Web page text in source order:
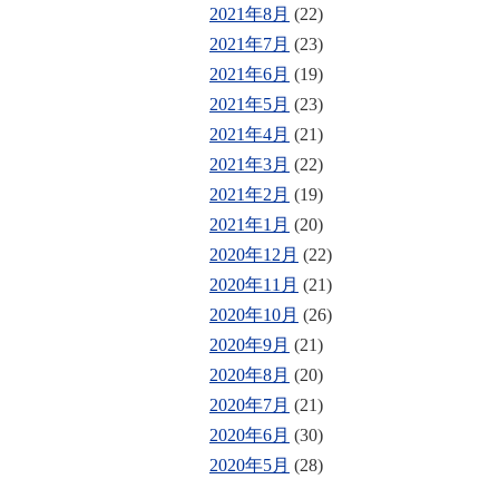
2021年8月 (22)
2021年7月 (23)
2021年6月 (19)
2021年5月 (23)
2021年4月 (21)
2021年3月 (22)
2021年2月 (19)
2021年1月 (20)
2020年12月 (22)
2020年11月 (21)
2020年10月 (26)
2020年9月 (21)
2020年8月 (20)
2020年7月 (21)
2020年6月 (30)
2020年5月 (28)